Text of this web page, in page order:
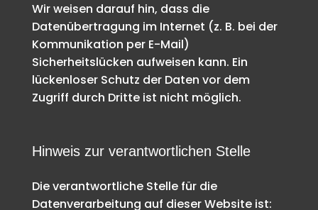
Wir weisen darauf hin, dass die
Datenübertragung im Internet (z. B. bei der
Kommunikation per E-Mail)
Sicherheitslücken aufweisen kann. Ein
lückenloser Schutz der Daten vor dem
Zugriff durch Dritte ist nicht möglich.
Hinweis zur verantwortlichen Stelle
Die verantwortliche Stelle für die
Datenverarbeitung auf dieser Website ist: